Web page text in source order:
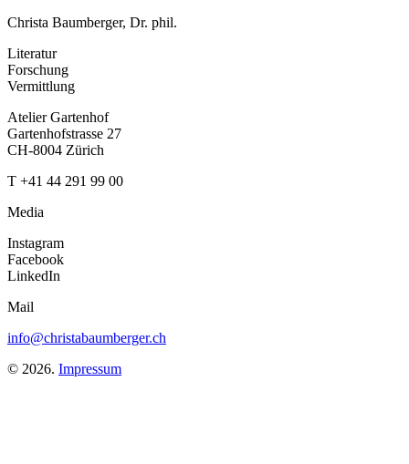
Christa Baumberger, Dr. phil.
Literatur
Forschung
Vermittlung
Atelier Gartenhof
Gartenhofstrasse 27
CH-8004 Zürich
T +41 44 291 99 00
Media
Instagram
Facebook
LinkedIn
Mail
info@christabaumberger.ch
© 2026. Impressum